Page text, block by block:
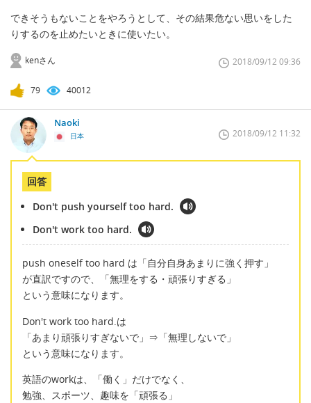
できそうもないことをやろうとして、その結果危ない思いをした
りするのを止めたいときに使いたい。
kenさん 2018/09/12 09:36
79 40012
Naoki
日本 2018/09/12 11:32
回答
Don't push yourself too hard.
Don't work too hard.
push oneself too hard は「自分自身あまりに強く押す」
が直訳ですので、「無理をする・頑張りすぎる」
という意味になります。
Don't work too hard.は
「あまり頑張りすぎないで」⇒「無理しないで」
という意味になります。
英語のworkは、「働く」だけでなく、
勉強、スポーツ、趣味を「頑張る」